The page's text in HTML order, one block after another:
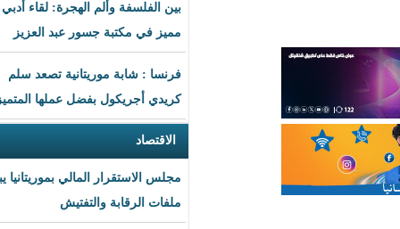
بين الفلسفة وألم الهجرة: لقاء أدبي
مميز في مكتبة جسور عبد العزيز
فرنسا : شابة موريتانية تصعد سلم
كريدي أجريكول بفضل عملها المتميز
مجلس الاستقرار المالي بموريتانيا يبحث
ملفات الرقابة والتفتيش